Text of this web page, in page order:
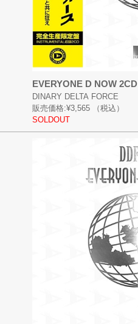
EVERYONE D NOW 2CD
DINARY DELTA FORCE
販売価格:¥3,565
（税込）
SOLDOUT